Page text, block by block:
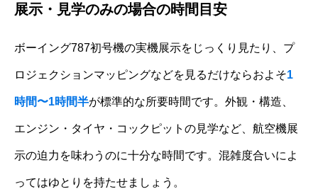
展示・見学のみの場合の時間目安
ボーイング787初号機の実機展示をじっくり見たり、プ
ロジェクションマッピングなどを見るだけならおよそ1
時間〜1時間半が標準的な所要時間です。外観・構造、
エンジン・タイヤ・コックピットの見学など、航空機展
示の迫力を味わうのに十分な時間です。混雑度合いによ
ってはゆとりを持たせましょう。